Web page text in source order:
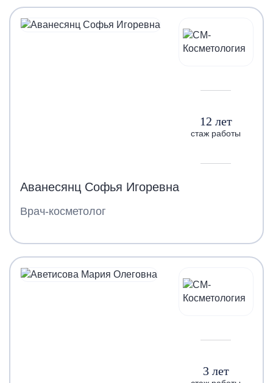
12 лет
стаж работы
Аванесянц Софья Игоревна
Врач-косметолог
3 лет